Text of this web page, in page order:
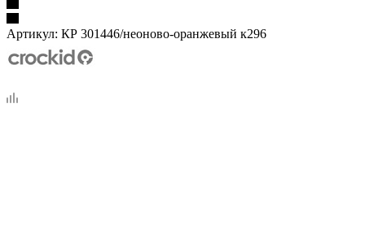
Артикул: КР 301446/неоново-оранжевый к296